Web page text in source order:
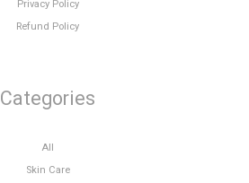
Privacy Policy
Refund Policy
Categories
All
Skin Care